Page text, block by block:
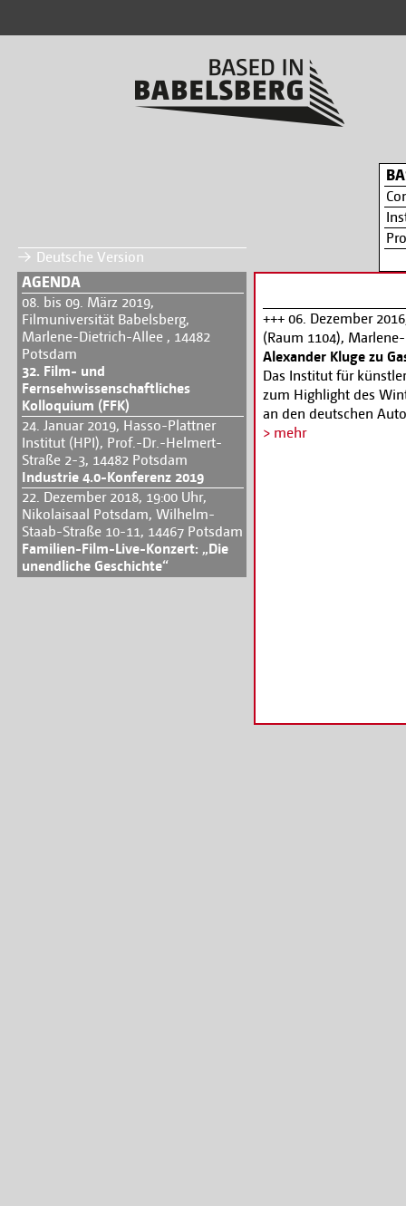
Deutsche Version
AGENDA
08. bis 09. März 2019,
Filmuniversität Babelsberg,
Marlene-Dietrich-Allee , 14482
Potsdam
32. Film- und
Fernsehwissenschaftliches
Kolloquium (FFK)
24. Januar 2019, Hasso-Plattner
Institut (HPI), Prof.-Dr.-Helmert-
Straße 2-3, 14482 Potsdam
Industrie 4.0-Konferenz 2019
22. Dezember 2018, 19:00 Uhr,
Nikolaisaal Potsdam, Wilhelm-
Staab-Straße 10-11, 14467 Potsdam
Familien-Film-Live-Konzert: „Die
unendliche Geschichte“
+++ 06. Dezember
(Raum 1104),
Alexander Kluge zu
Das Institut für
zum Highlight des
an den deutschen
Intellektuellen
> mehr